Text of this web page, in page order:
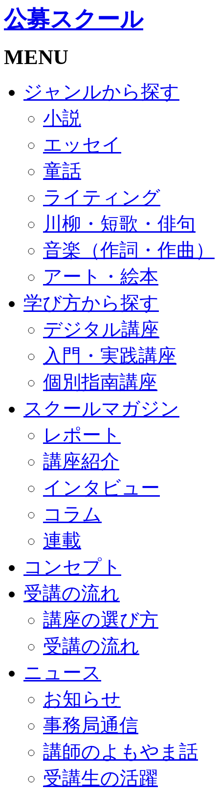
公募スクール
MENU
ジャンルから探す
小説
エッセイ
童話
ライティング
川柳・短歌・俳句
音楽（作詞・作曲）
アート・絵本
学び方から探す
デジタル講座
入門・実践講座
個別指南講座
スクールマガジン
レポート
講座紹介
インタビュー
コラム
連載
コンセプト
受講の流れ
講座の選び方
受講の流れ
ニュース
お知らせ
事務局通信
講師のよもやま話
受講生の活躍